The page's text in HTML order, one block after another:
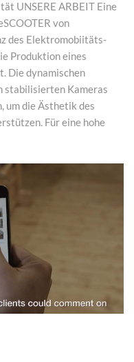
UNSERE ARBEIT Eine
von
des Elektromobiitäts-
Produktion eines
Die dynamischen
stabilisierten Kameras
um die Ästhetik des
Für eine hohe